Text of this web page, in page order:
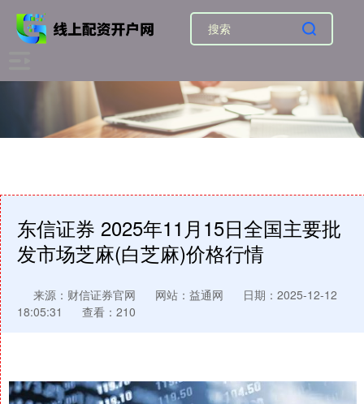
东信证券 2025年11月15日全国主要批
发市场芝麻(白芝麻)价格行情
来源：财信证券官网 网站：益通网
日期：2025-12-12
18:05:31
查看：210